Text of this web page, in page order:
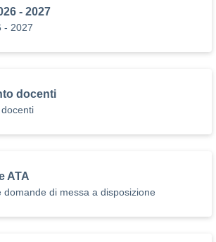
- 2027
- 2027
docenti
ATA
domande di messa a disposizione